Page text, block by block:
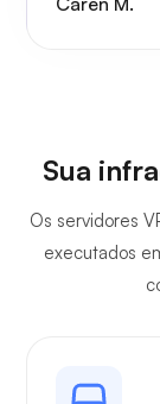
Sua
Os servidores
executados